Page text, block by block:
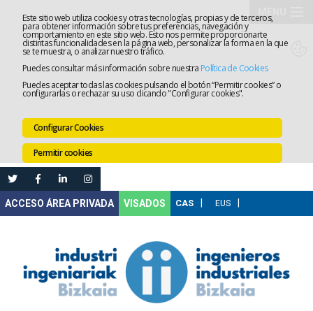
Este sitio web utiliza cookies y otras tecnologías, propias y de terceros,
para obtener información sobre tus preferencias, navegación y
comportamiento en este sitio web. Esto nos permite proporcionarte
distintas funcionalidades en la página web, personalizar la forma en la que
se te muestra, o analizar nuestro tráfico.
Puedes consultar más información sobre nuestra Política de Cookies
Puedes aceptar todas las cookies pulsando el botón “Permitir cookies” o
configurarlas o rechazar su uso clicando "Configurar cookies".
Configurar Cookies
Permitir cookies
VISADOS
El
Colegio
Empleo
Ventanilla